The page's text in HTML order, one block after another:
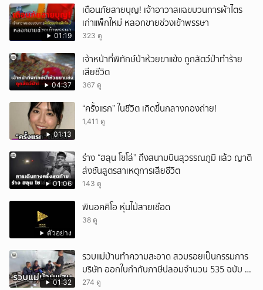
01:19
เตือนภัยสายบุญ! เจ้าอาวาสแฉขบวนการผ้าไตร
เก่าแพ็กใหม่ หลอกขายช่วงเข้าพรรษา
323 ดู
04:37
เจ้าหน้าที่พิทักษ์ป่าห้วยขาแข้ง ถูกสัตว์ป่าทำร้าย
เสียชีวิต
367 ดู
01:13
“ครั้งแรก” ในชีวิต เกิดขึ้นกลางกองถ่าย!
1,411 ดู
01:06
ร่าง “ฮลุน โซโล่” ถึงสนามบินสุวรรณภูมิ แล้ว ญาติ
ส่งชันสูตรสาเหตุการเสียชีวิต
143 ดู
ตัวอย่าง
พินอคคิโอ หุ่นไม้สายเชือด
38 ดู
01:32
รวบแม่บ้านทำความสะอาด สวมรอยเป็นกรรมการ
บริษัท ออกใบกำกับภาษีปลอมจำนวน 535 ฉบับ รัฐ
เสียหายกว่า 129 ล้านบาท
274 ดู